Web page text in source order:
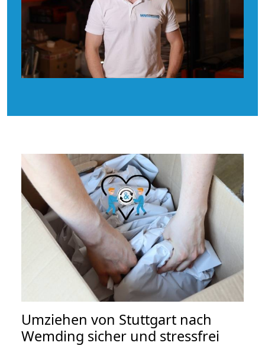
Umziehen von Stuttgart nach
Wemding sicher und stressfrei